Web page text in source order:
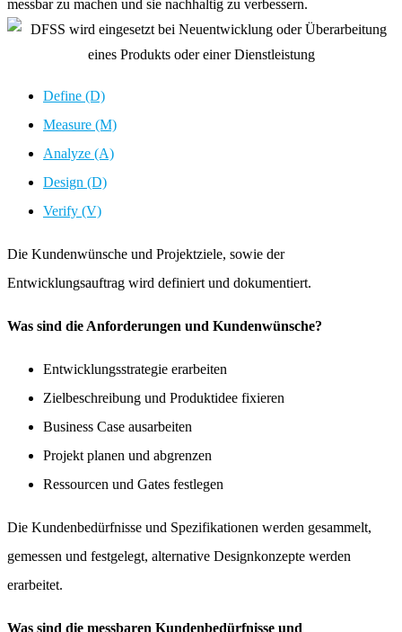
messbar zu machen und sie nachhaltig zu verbessern.
Define (D)
Measure (M)
Analyze (A)
Design (D)
Verify (V)
Die Kundenwünsche und Projektziele, sowie der
Entwicklungsauftrag wird definiert und dokumentiert.
Was sind die Anforderungen und Kundenwünsche?
Entwicklungsstrategie erarbeiten
Zielbeschreibung und Produktidee fixieren
Business Case ausarbeiten
Projekt planen und abgrenzen
Ressourcen und Gates festlegen
Die Kundenbedürfnisse und Spezifikationen werden gesammelt,
gemessen und festgelegt, alternative Designkonzepte werden
erarbeitet.
Was sind die messbaren Kundenbedürfnisse und